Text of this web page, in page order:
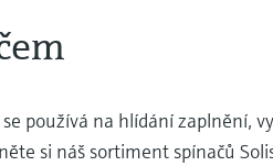
používá na hlídání zaplnění,
si náš sortiment spínačů